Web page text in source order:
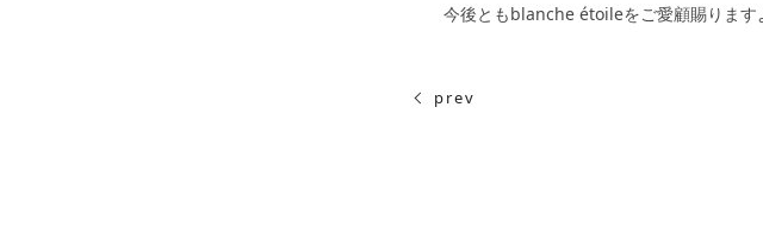
今後ともblanche étoileをご愛顧賜ります
prev